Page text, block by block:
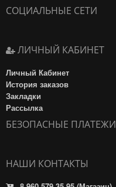
СОЦИАЛЬНЫЕ СЕТИ
ЛИЧНЫЙ КАБИНЕТ
Личный Кабинет
История заказов
Закладки
Рассылка
БЕЗОПАСНЫЕ ПЛАТЕЖИ
НАШИ КОНТАКТЫ